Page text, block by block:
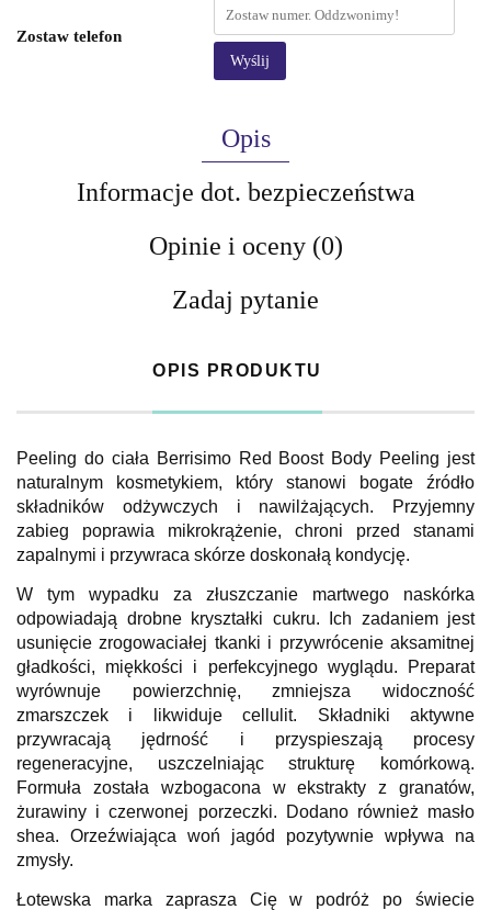
Zostaw telefon
Wyślij
Opis
Informacje dot. bezpieczeństwa
Opinie i oceny (0)
Zadaj pytanie
OPIS PRODUKTU
Peeling do ciała Berrisimo Red Boost Body Peeling jest
naturalnym kosmetykiem, który stanowi bogate źródło
składników odżywczych i nawilżających. Przyjemny
zabieg poprawia mikrokrążenie, chroni przed stanami
zapalnymi i przywraca skórze doskonałą kondycję.
W tym wypadku za złuszczanie martwego naskórka
odpowiadają drobne kryształki cukru. Ich zadaniem jest
usunięcie zrogowaciałej tkanki i przywrócenie aksamitnej
gładkości, miękkości i perfekcyjnego wyglądu. Preparat
wyrównuje powierzchnię, zmniejsza widoczność
zmarszczek i likwiduje cellulit. Składniki aktywne
przywracają jędrność i przyspieszają procesy
regeneracyjne, uszczelniając strukturę komórkową.
Formuła została wzbogacona w ekstrakty z granatów,
żurawiny i czerwonej porzeczki. Dodano również masło
shea. Orzeźwiająca woń jagód pozytywnie wpływa na
zmysły.
Łotewska marka zaprasza Cię w podróż po świecie